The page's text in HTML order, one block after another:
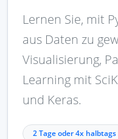
Lernen Sie, mit
aus Daten zu
Visualisierung,
Learning mit
und Keras.
2 Tage oder 4x halbtags